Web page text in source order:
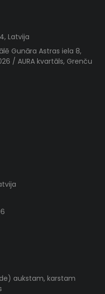
Latvija
Gunāra Astras iela 8,
/ AURA kvartāls, Grenču
aukstam, karstam